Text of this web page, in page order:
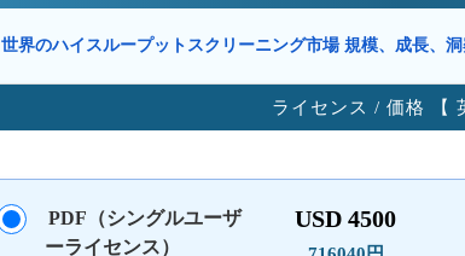
世界のハイスループットスクリーニング市場 規模、成長、
ライセンス / 価格 【
PDF（シングルユーザ
ーライセンス）
USD 4500